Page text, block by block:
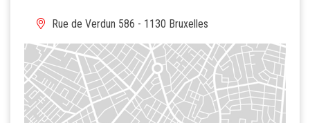
Rue de Verdun 586 - 1130 Bruxelles